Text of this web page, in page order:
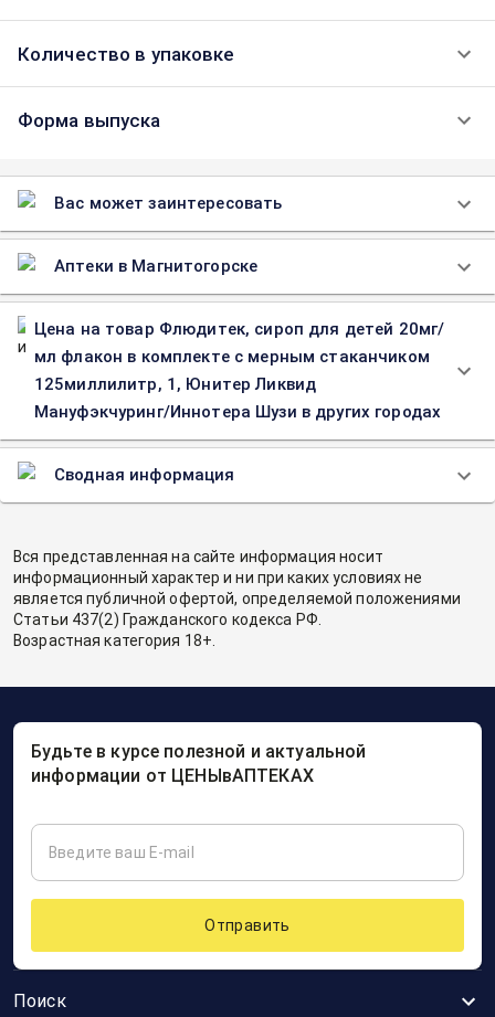
Количество в упаковке
Форма выпуска
Вас может заинтересовать
Аптеки в Магнитогорске
Цена на товар Флюдитек, сироп для детей 20мг/
мл флакон в комплекте с мерным стаканчиком
125миллилитр, 1, Юнитер Ликвид
Мануфэкчуринг/Иннотера Шузи в других городах
Сводная информация
Вся представленная на сайте информация носит
информационный характер и ни при каких условиях не
является публичной офертой, определяемой положениями
Статьи 437(2) Гражданского кодекса РФ.
Возрастная категория 18+.
Поиск
Будьте в курсе полезной и актуальной
информации от ЦЕНЫвАПТЕКАХ
Отправить